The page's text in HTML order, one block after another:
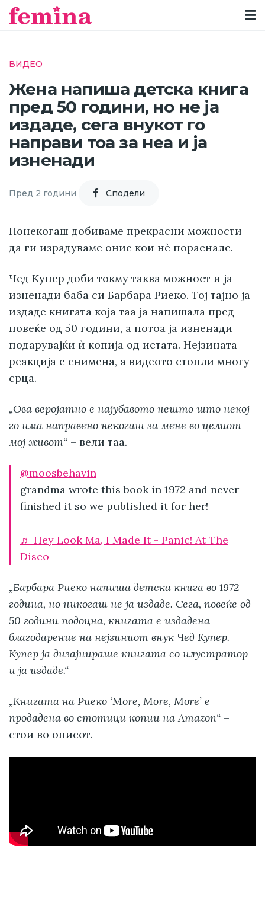
ВИДЕО
Жена напиша детска книга
пред 50 години, но не ја
издаде, сега внукот го
направи тоа за неа и ја
изненади
Пред 2 години Cподели
Понекогаш добиваме прекрасни можности
да ги израдуваме оние кои нè пораснале.
Чед Купер доби токму таква можност и ја
изненади баба си Барбара Риеко. Тој тајно ја
издаде книгата која таа ја напишала пред
повеќе од 50 години, а потоа ја изненади
подарувајќи ѝ копија од истата. Нејзината
реакција е снимена, а видеото стопли многу
срца.
„Ова веројатно е најубавото нешто што некој
го има направено некогаш за мене во целиот
мој живот“ – вели таа.
@moosbehavin
grandma wrote this book in 1972 and never
finished it so we published it for her!
♬ Hey Look Ma, I Made It - Panic! At The
Disco
„Барбара Риеко напиша детска книга во 1972
година, но никогаш не ја издаде. Сега, повеќе од
50 години подоцна, книгата е издадена
благодарение на нејзиниот внук Чед Купер.
Купер ја дизајнираше книгата со илустратор
и ја издаде.“
„Книгата на Риеко ‘More, More, More’ е
продадена во стотици копии на Amazon“ –
стои во описот.